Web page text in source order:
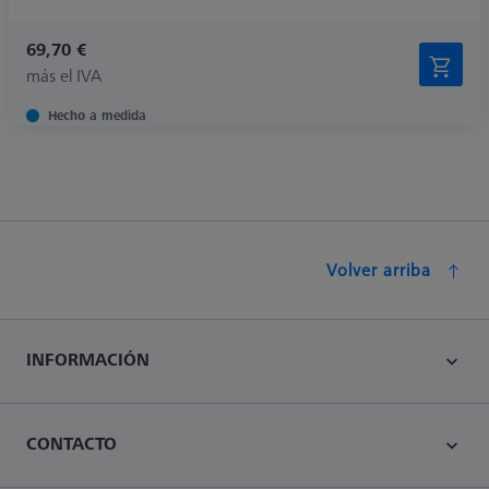
69,70 €
más el IVA
Hecho a medida
Volver arriba
INFORMACIÓN
CONTACTO